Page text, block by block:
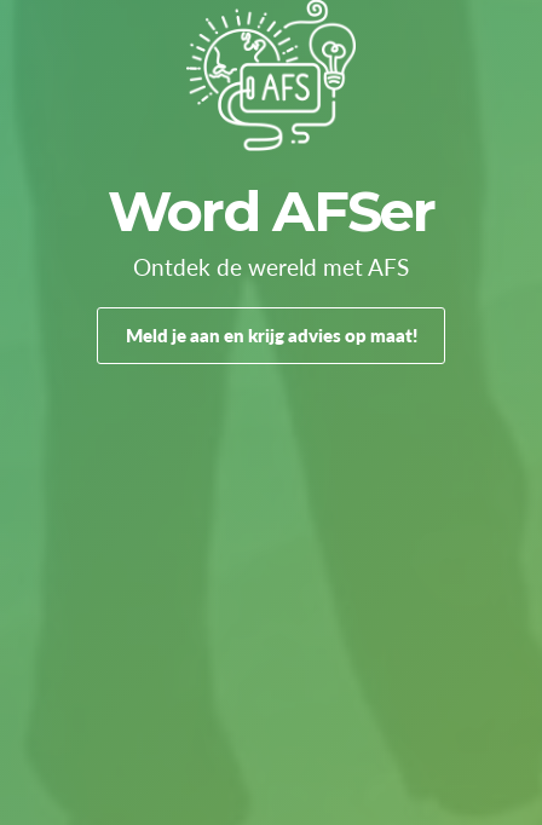
Word AFSer
Ontdek de wereld met AFS
Meld je aan en krijg advies op maat!